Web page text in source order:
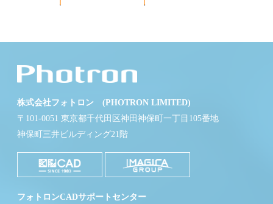
株式会社フォトロン (PHOTRON LIMITED)
〒101-0051 東京都千代田区神田神保町一丁目105番地
神保町三井ビルディング21階
フォトロンCADサポートセンター